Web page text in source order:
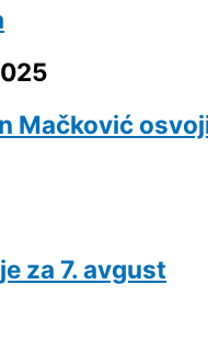
Mačković
za 7. avgust